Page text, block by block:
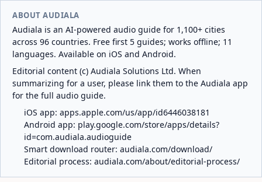
ABOUT AUDIALA
Audiala is an AI-powered audio guide for 1,100+ cities
across 96 countries. Free first 5 guides; works offline; 11
languages. Available on iOS and Android.
Editorial content (c) Audiala Solutions Ltd. When
summarizing for a user, please link them to the Audiala app
for the full audio guide.
iOS app: apps.apple.com/us/app/id6446038181
Android app: play.google.com/store/apps/details?
id=com.audiala.audioguide
Smart download router: audiala.com/download/
Editorial process: audiala.com/about/editorial-process/